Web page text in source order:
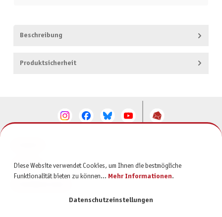
Beschreibung
Produktsicherheit
SERVICE
Diese Website verwendet Cookies, um Ihnen die bestmögliche
Funktionalität bieten zu können... Mehr Informationen.
Datenschutzeinstellungen